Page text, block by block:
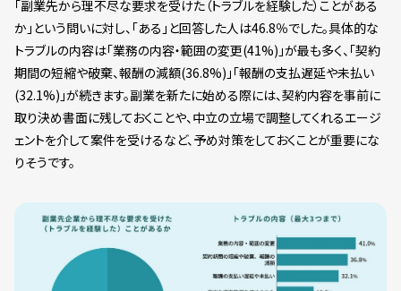
「副業先から理不尽な要求を受けた（トラブルを経験した）ことがある
か」という問いに対し、「ある」と回答した人は46.8％でした。具体的な
トラブルの内容は「業務の内容・範囲の変更(41%)」が最も多く、「契約
期間の短縮や破棄、報酬の減額(36.8%)」「報酬の支払遅延や未払い
(32.1%)」が続きます。副業を新たに始める際には、契約内容を事前に
取り決め書面に残しておくことや、中立の立場で調整してくれるエージ
ェントを介して案件を受けるなど、予め対策をしておくことが重要にな
りそうです。